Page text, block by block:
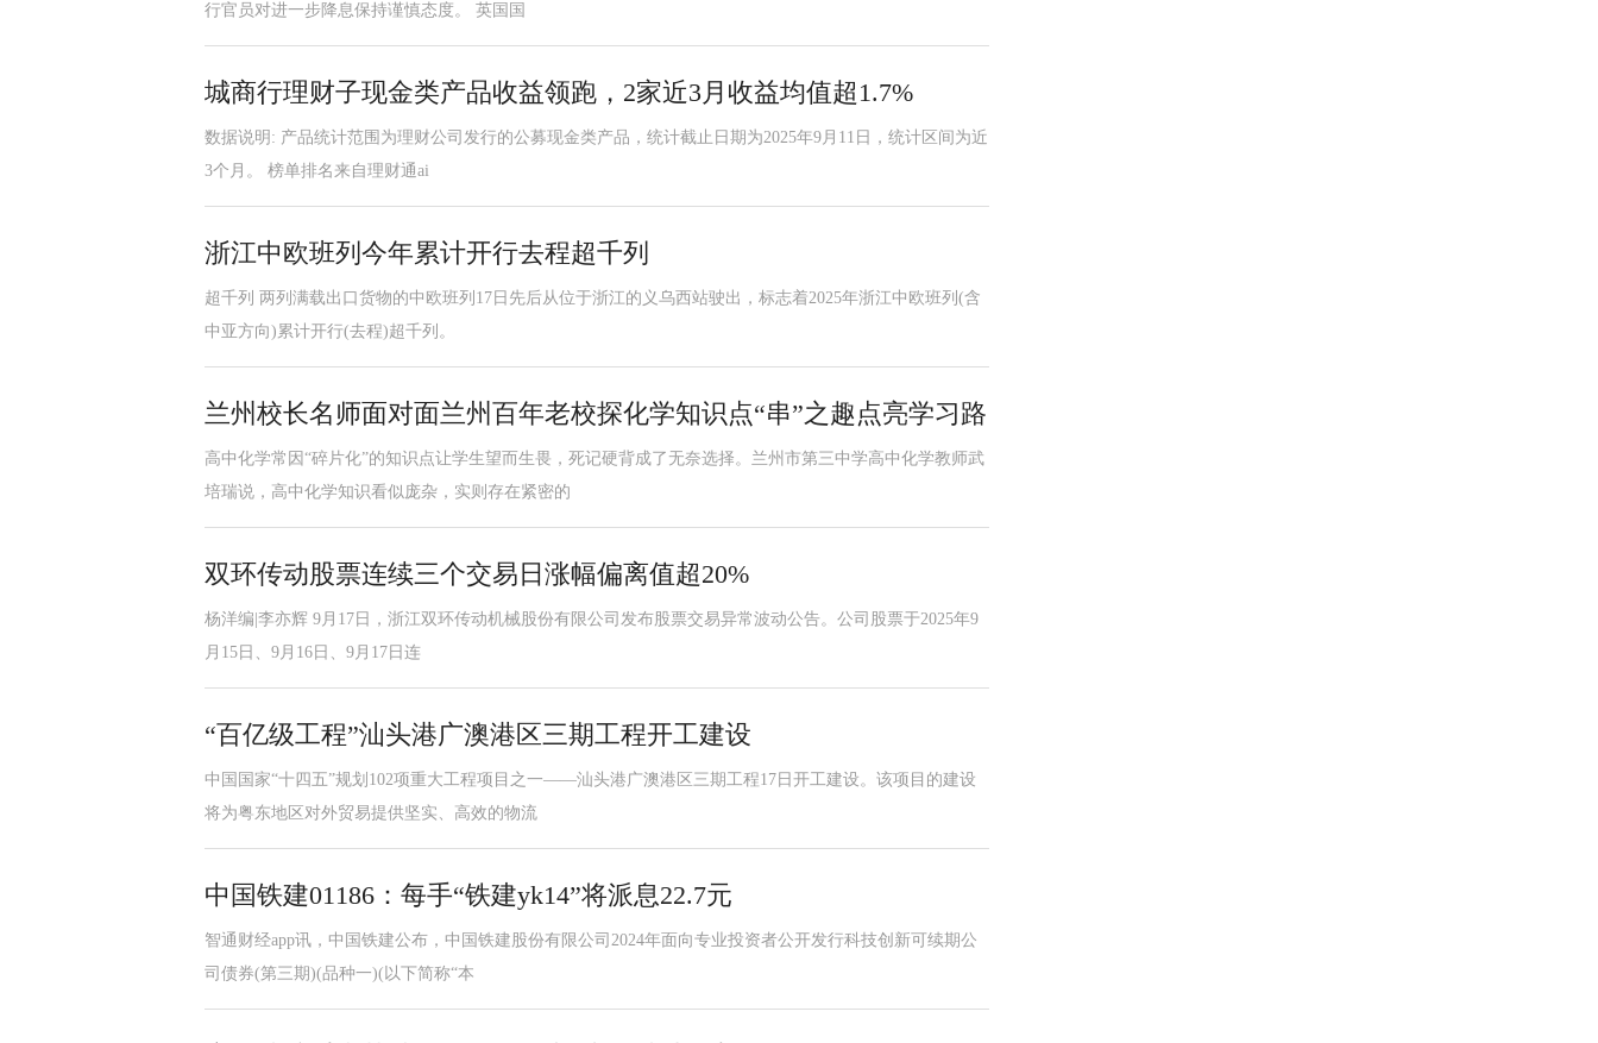
行官员对进一步降息保持谨慎态度。 英国国
城商行理财子现金类产品收益领跑，2家近3月收益均值超1.7%
数据说明: 产品统计范围为理财公司发行的公募现金类产品，统计截止日期为2025年9月11日，统计区间为近
3个月。 榜单排名来自理财通ai
浙江中欧班列今年累计开行去程超千列
超千列 两列满载出口货物的中欧班列17日先后从位于浙江的义乌西站驶出，标志着2025年浙江中欧班列(含
中亚方向)累计开行(去程)超千列。
兰州校长名师面对面兰州百年老校探化学知识点“串”之趣点亮学习路
高中化学常因“碎片化”的知识点让学生望而生畏，死记硬背成了无奈选择。兰州市第三中学高中化学教师武
培瑞说，高中化学知识看似庞杂，实则存在紧密的
双环传动股票连续三个交易日涨幅偏离值超20%
杨洋编|李亦辉 9月17日，浙江双环传动机械股份有限公司发布股票交易异常波动公告。公司股票于2025年9
月15日、9月16日、9月17日连
“百亿级工程”汕头港广澳港区三期工程开工建设
中国国家“十四五”规划102项重大工程项目之一——汕头港广澳港区三期工程17日开工建设。该项目的建设
将为粤东地区对外贸易提供坚实、高效的物流
中国铁建01186：每手“铁建yk14”将派息22.7元
智通财经app讯，中国铁建公布，中国铁建股份有限公司2024年面向专业投资者公开发行科技创新可续期公
司债券(第三期)(品种一)(以下简称“本